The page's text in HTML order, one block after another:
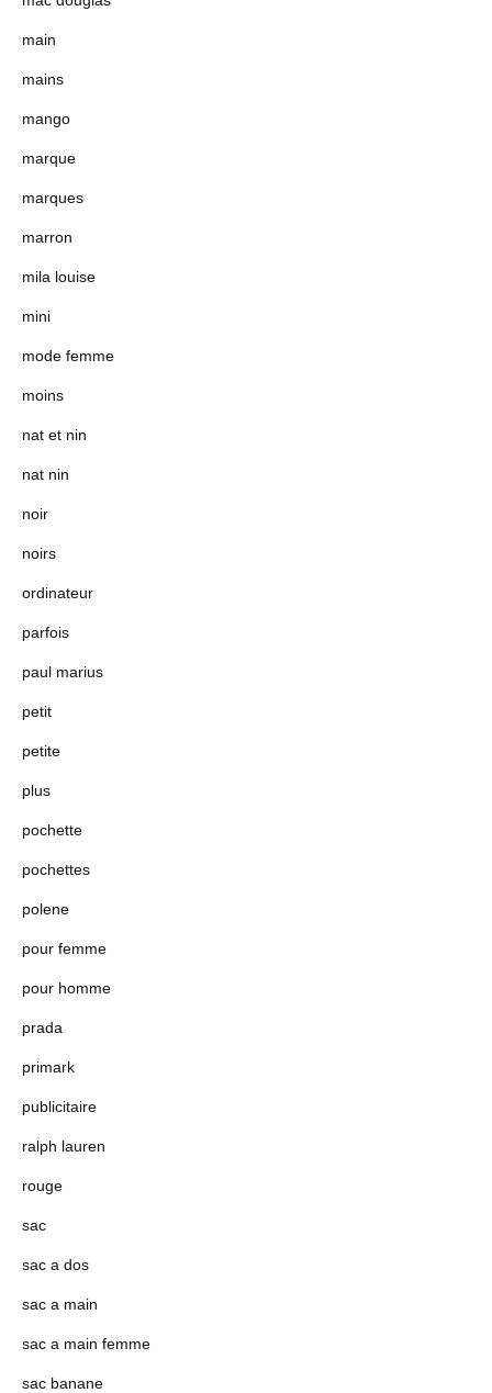
main
mains
mango
marque
marques
marron
mila louise
mini
mode femme
moins
nat et nin
nat nin
noir
noirs
ordinateur
parfois
paul marius
petit
petite
plus
pochette
pochettes
polene
pour femme
pour homme
prada
primark
publicitaire
ralph lauren
rouge
sac
sac a dos
sac a main
sac a main femme
sac banane